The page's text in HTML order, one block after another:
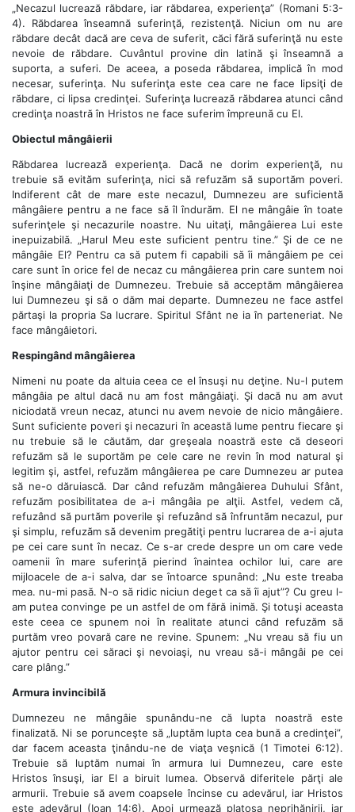
„Necazul lucrează răbdare, iar răbdarea, experienţa” (Romani 5:3-
4). Răbdarea înseamnă suferinţă, rezistenţă. Niciun om nu are
răbdare decât dacă are ceva de suferit, căci fără suferinţă nu este
nevoie de răbdare. Cuvântul provine din latină şi înseamnă a
suporta, a suferi. De aceea, a poseda răbdarea, implică în mod
necesar, suferinţa. Nu suferinţa este cea care ne face lipsiţi de
răbdare, ci lipsa credinţei. Suferinţa lucrează răbdarea atunci când
credinţa noastră în Hristos ne face suferim împreună cu El.
Obiectul mângâierii
Răbdarea lucrează experienţa. Dacă ne dorim experienţă, nu
trebuie să evităm suferinţa, nici să refuzăm să suportăm poveri.
Indiferent cât de mare este necazul, Dumnezeu are suficientă
mângâiere pentru a ne face să îl îndurăm. El ne mângâie în toate
suferinţele şi necazurile noastre. Nu uitaţi, mângâierea Lui este
inepuizabilă. „Harul Meu este suficient pentru tine.” Şi de ce ne
mângâie El? Pentru ca să putem fi capabili să îi mângâiem pe cei
care sunt în orice fel de necaz cu mângâierea prin care suntem noi
înşine mângâiaţi de Dumnezeu. Trebuie să acceptăm mângâierea
lui Dumnezeu şi să o dăm mai departe. Dumnezeu ne face astfel
părtaşi la propria Sa lucrare. Spiritul Sfânt ne ia în parteneriat. Ne
face mângâietori.
Respingând mângâierea
Nimeni nu poate da altuia ceea ce el însuşi nu deţine. Nu-l putem
mângâia pe altul dacă nu am fost mângâiaţi. Şi dacă nu am avut
niciodată vreun necaz, atunci nu avem nevoie de nicio mângâiere.
Sunt suficiente poveri şi necazuri în această lume pentru fiecare şi
nu trebuie să le căutăm, dar greşeala noastră este că deseori
refuzăm să le suportăm pe cele care ne revin în mod natural şi
legitim şi, astfel, refuzăm mângâierea pe care Dumnezeu ar putea
să ne-o dăruiască. Dar când refuzăm mângâierea Duhului Sfânt,
refuzăm posibilitatea de a-i mângâia pe alţii. Astfel, vedem că,
refuzând să purtăm poverile şi refuzând să înfruntăm necazul, pur
şi simplu, refuzăm să devenim pregătiţi pentru lucrarea de a-i ajuta
pe cei care sunt în necaz. Ce s-ar crede despre un om care vede
oamenii în mare suferinţă pierind înaintea ochilor lui, care are
mijloacele de a-i salva, dar se întoarce spunând: „Nu este treaba
mea. nu-mi pasă. N-o să ridic niciun deget ca să îi ajut”? Cu greu l-
am putea convinge pe un astfel de om fără inimă. Şi totuşi aceasta
este ceea ce spunem noi în realitate atunci când refuzăm să
purtăm vreo povară care ne revine. Spunem: „Nu vreau să fiu un
ajutor pentru cei săraci şi nevoiaşi, nu vreau să-i mângâi pe cei
care plâng.”
Armura invincibilă
Dumnezeu ne mângâie spunându-ne că lupta noastră este
finalizată. Ni se porunceşte să „luptăm lupta cea bună a credinţei”,
dar facem aceasta ţinându-ne de viaţa veşnică (1 Timotei 6:12).
Trebuie să luptăm numai în armura lui Dumnezeu, care este
Hristos însuşi, iar El a biruit lumea. Observă diferitele părţi ale
armurii. Trebuie să avem coapsele încinse cu adevărul, iar Hristos
este adevărul (Ioan 14:6). Apoi urmează platoşa neprihănirii, iar